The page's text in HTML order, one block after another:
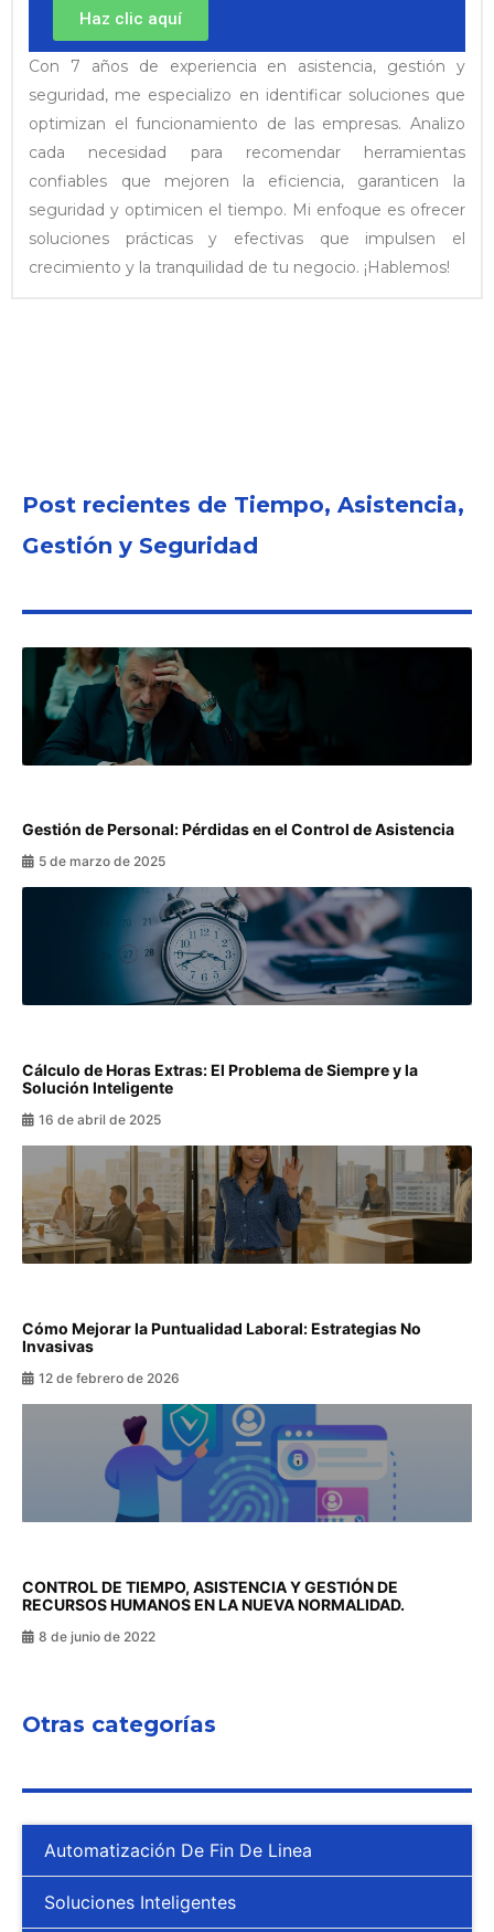
Haz clic aquí
Con 7 años de experiencia en asistencia, gestión y
seguridad, me especializo en identificar soluciones que
optimizan el funcionamiento de las empresas. Analizo
cada necesidad para recomendar herramientas
confiables que mejoren la eficiencia, garanticen la
seguridad y optimicen el tiempo. Mi enfoque es ofrecer
soluciones prácticas y efectivas que impulsen el
crecimiento y la tranquilidad de tu negocio. ¡Hablemos!
Post recientes de Tiempo, Asistencia,
Gestión y Seguridad
Gestión de Personal: Pérdidas en el Control de Asistencia
5 de marzo de 2025
Cálculo de Horas Extras: El Problema de Siempre y la
Solución Inteligente
16 de abril de 2025
Cómo Mejorar la Puntualidad Laboral: Estrategias No
Invasivas
12 de febrero de 2026
CONTROL DE TIEMPO, ASISTENCIA Y GESTIÓN DE
RECURSOS HUMANOS EN LA NUEVA NORMALIDAD.
8 de junio de 2022
Otras categorías
Automatización De Fin De Linea
Soluciones Inteligentes